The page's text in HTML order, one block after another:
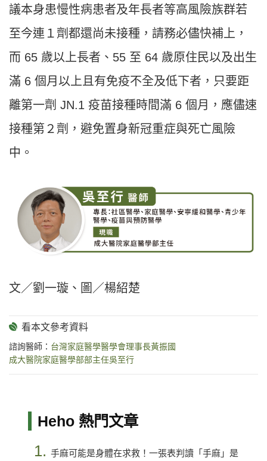
議本身患慢性病患者及年長者等高風險族群若
至今連１劑都還尚未接種，請務必儘快補上，
而 65 歲以上長者、55 至 64 歲原住民以及出生
滿 6 個月以上且有免疫不全及低下者，只要距
離第一劑 JN.1 疫苗接種時間滿 6 個月，應儘速
接種第２劑，避免置身新冠重症與死亡風險
中。
文／劉一璇、圖／楊紹楚
諮詢醫師： 台灣家庭醫學醫學會理事長黃振國
成大醫院家庭醫學部部主任吳至行
Heho 熱門文章
1. 手麻可能是身體在求救！一張表判讀「手麻」是